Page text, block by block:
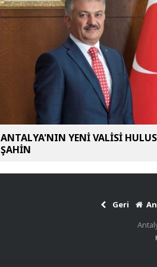
ANTALYA'NIN YENİ VALİSİ
ŞAHİN
Geri